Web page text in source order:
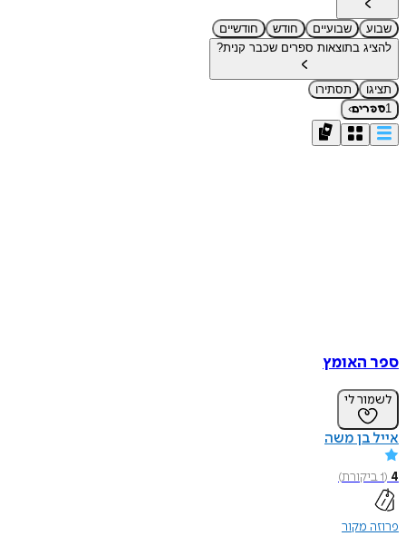
שבוע שבועיים חודש
חודשיים
להציג בתוצאות ספרים שכבר קנית?
תציגו
תסתירו
1ספרים›
ספר האומץ
לשמור לי
אייל בן משה
4
(
1ביקורת)
פרוזה מקור